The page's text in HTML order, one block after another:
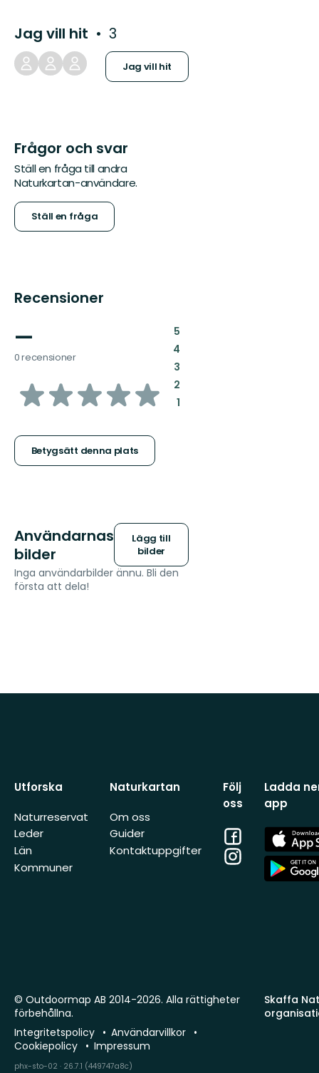
Jag vill hit 3
Jag vill hit
Frågor och svar
Ställ en fråga till andra
Naturkartan-användare.
Ställ en fråga
Recensioner
—
0 recensioner
av
stjärnor
Betygsätt denna plats
5:
4:
3:
2:
1:
Användarnas
bilder
Lägg till
bilder
Inga användarbilder ännu. Bli den
första att dela!
Utforska
Naturreservat
Leder
Län
Kommuner
Naturkartan
Om oss
Guider
Kontaktuppgifter
Följ
oss
Facebook
Instagram
Ladda
app
App
Store
App
Store
Skaffa
© Outdoormap AB 2014-2026. Alla rättigheter
förbehållna.
Integritetspolicy
Användarvillkor
Cookiepolicy
Impressum
phx-sto-02 · 26.7.1 (449747a8c)